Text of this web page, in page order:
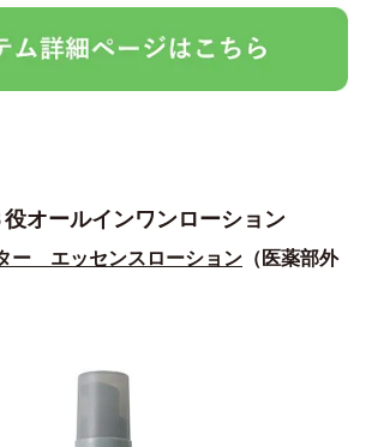
オールインワンローション
ー エッセンスローション （医薬部外